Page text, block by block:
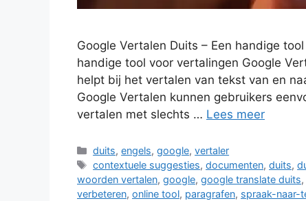
Google Vertalen Duits – Een handige
handige tool voor vertalingen Google
helpt bij het vertalen van tekst van en
Google Vertalen kunnen gebruikers
vertalen met slechts … Lees meer
Categorieën
duits,engels,google,vertaler
Tags
contextuele suggesties,documenten,duits,
woorden vertalen, google, google translate duits,
verbeteren, online tool, paragrafen, spraak-naar-